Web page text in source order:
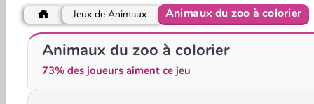
Zoo Panic
Jeux de Animaux Animaux du zoo à colorier
Animaux du zoo à colorier
73% des joueurs aiment ce jeu